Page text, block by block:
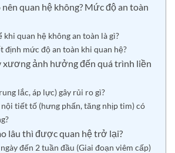
nên quan hệ không? Mức độ an toàn
quan hệ không an toàn là gì?
định mức độ an toàn khi quan hệ?
xương ảnh hưởng đến quá trình liền
lắc, áp lực) gây rủi ro gì?
tiết tố (hưng phấn, tăng nhịp tim) có
lâu thì được quan hệ trở lại?
đến 2 tuần đầu (Giai đoạn viêm cấp)